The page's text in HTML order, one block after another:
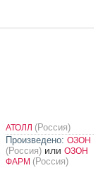
АТОЛЛ (Россия)
Произведено: ОЗОН
(Россия) или ОЗОН
ФАРМ (Россия)